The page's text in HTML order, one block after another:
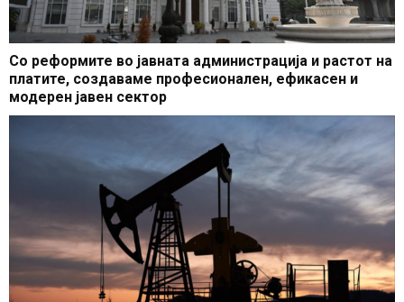
Со реформите во јавната администрација и растот на
платите, создаваме професионален, ефикасен и
модерен јавен сектор